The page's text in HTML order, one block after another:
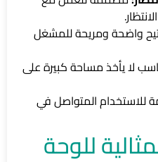
واضحة ومريحة للمشغل
لا يأخذ مساحة كبيرة على
المتواصل في
للوحة